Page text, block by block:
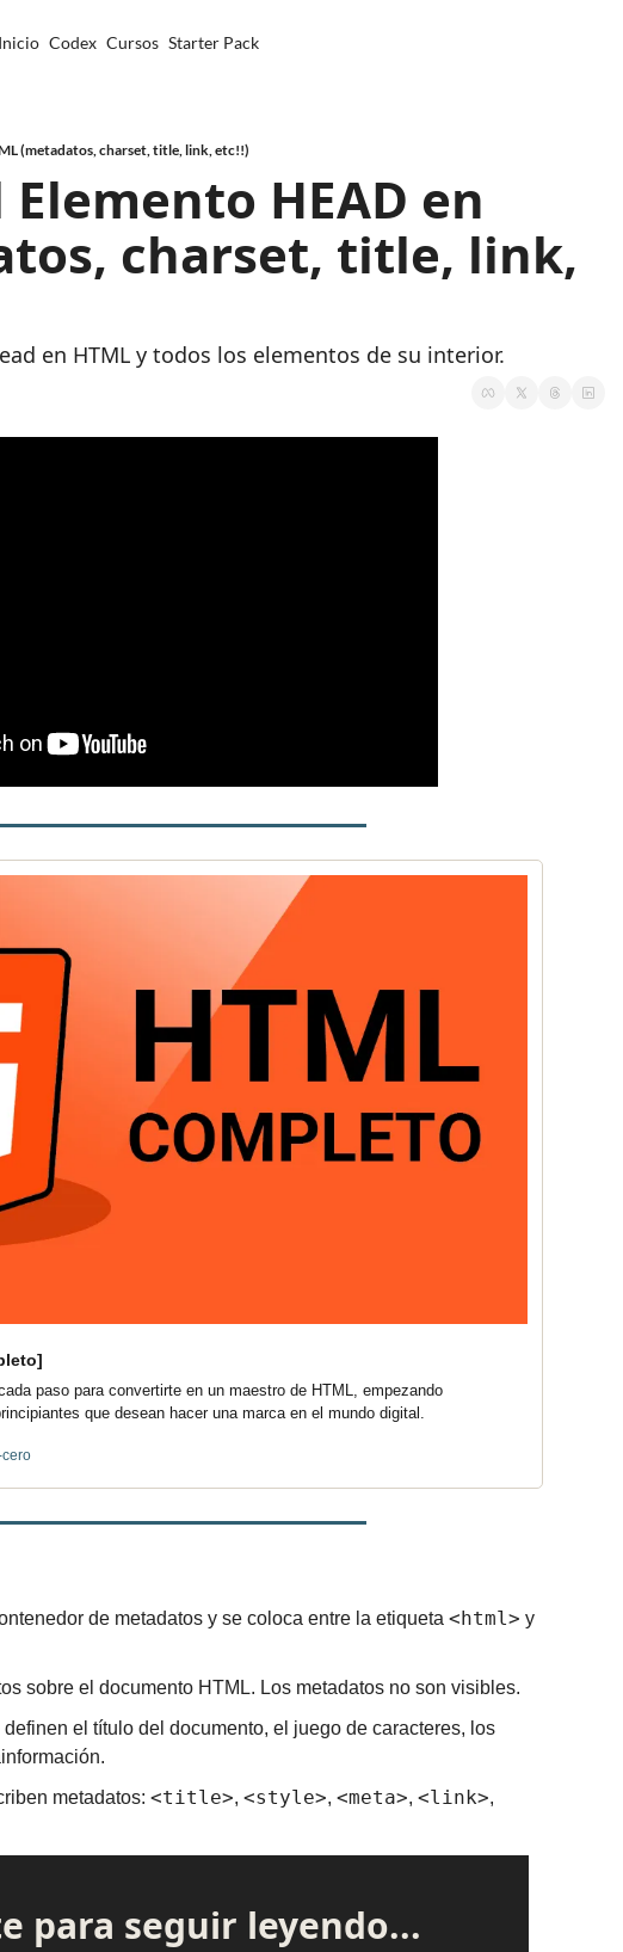
Inicio Codex Cursos Starter Pack
(metadatos, charset, title, link, etc!!)
HEAD en
charset, title, link,
en HTML y todos los elementos de su interior.
paso para convertirte en un maestro de HTML, empezando
que desean hacer una marca en el mundo digital.
de metadatos y se coloca entre la etiqueta <html> y
sobre el documento HTML. Los metadatos no son visibles.
el título del documento, el juego de caracteres, los
metadatos: <title>, <style>, <meta>, <link>
para seguir leyendo...